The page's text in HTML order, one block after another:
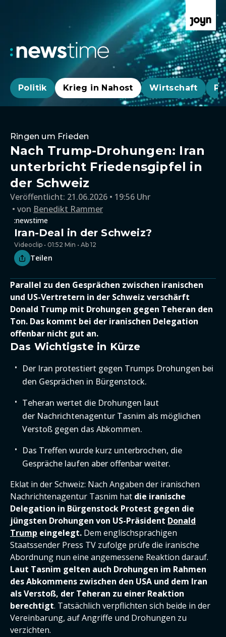
Politik Krieg in Nahost Wirtschaft
Ringen um Frieden
Nach Trump-Drohungen: Iran
unterbricht Friedensgipfel in
der Schweiz
Veröffentlicht: 21.06.2026 • 19:56 Uhr
von Benedikt Rammer
:newstime
Iran-Deal in der Schweiz?
Videoclip • 01:52 Min • Ab 12
Teilen
Parallel zu den Gesprächen zwischen iranischen
und US-Vertretern in der Schweiz verschärft
Donald Trump mit Drohungen gegen Teheran den
Ton. Das kommt bei der iranischen Delegation
offenbar nicht gut an.
Das Wichtigste in Kürze
Der Iran protestiert gegen Trumps Drohungen bei
den Gesprächen in Bürgenstock.
Teheran wertet die Drohungen laut
der Nachrichtenagentur Tasnim als möglichen
Verstoß gegen das Abkommen.
Das Treffen wurde kurz unterbrochen, die
Gespräche laufen aber offenbar weiter.
Eklat in der Schweiz: Nach Angaben der iranischen
Nachrichtenagentur Tasnim hat die iranische
Delegation in Bürgenstock Protest gegen die
jüngsten Drohungen von US-Präsident Donald
Trump eingelegt. Dem englischsprachigen
Staatssender Press TV zufolge prüfe die iranische
Abordnung nun eine angemessene Reaktion darauf.
Laut Tasnim gelten auch Drohungen im Rahmen
des Abkommens zwischen den USA und dem Iran
als Verstoß, der Teheran zu einer Reaktion
berechtigt. Tatsächlich verpflichten sich beide in der
Vereinbarung, auf Angriffe und Drohungen zu
verzichten.